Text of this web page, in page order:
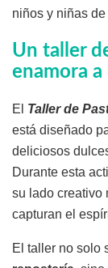
niños y niñas
Un taller
enamora
El Taller de
está diseñado
deliciosos
Durante esta
su lado creativo
capturan el
El taller no solo